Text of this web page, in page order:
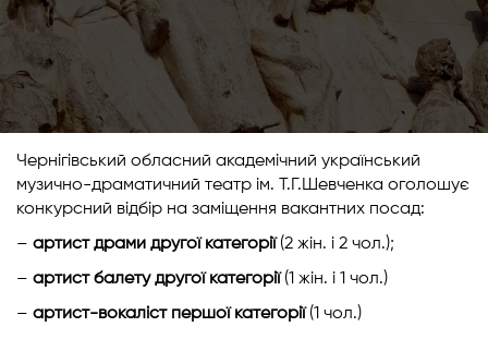
Чернігівський обласний академічний український
музично-драматичний театр ім. Т.Г.Шевченка оголошує
конкурсний відбір на заміщення вакантних посад:
– артист драми другої категорії(2 жін. і 2 чол.);
– артист балету другої категорії(1 жін. і 1 чол.)
– артист-вокаліст першої категорії(1 чол.)